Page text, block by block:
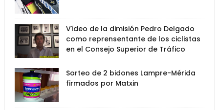
Vídeo de la dimisión Pedro Delgado
como reprensentante de los ciclistas
en el Consejo Superior de Tráfico
Sorteo de 2 bidones Lampre-Mérida
firmados por Matxin